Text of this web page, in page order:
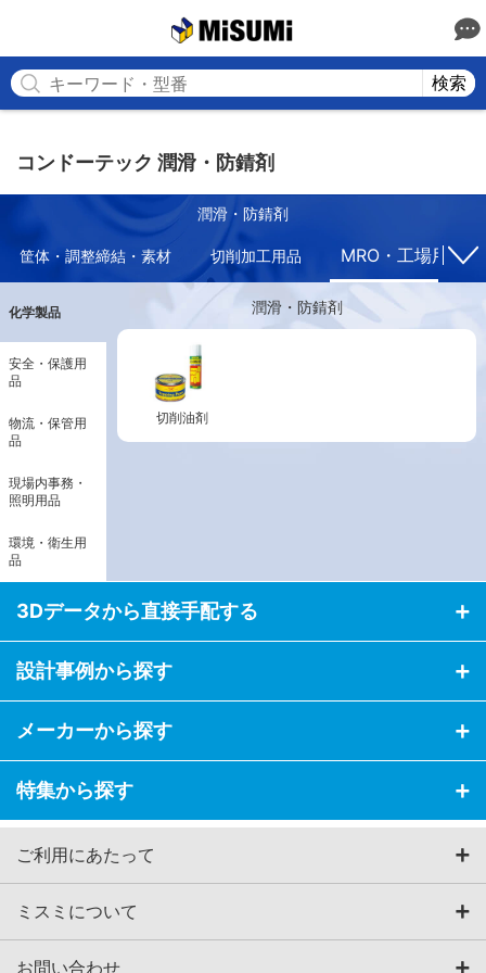
検索
コンドーテック 潤滑・防錆剤
潤滑・防錆剤
筐体・調整締結・素材 切削加工用品 MRO・工場用副
化学製品
安全・保護用
品
物流・保管用
品
現場内事務・
照明用品
環境・衛生用
品
潤滑・防錆剤
切削油剤
3Dデータから直接手配する
設計事例から探す
メーカーから探す
特集から探す
ご利用にあたって
ミスミについて
お問い合わせ